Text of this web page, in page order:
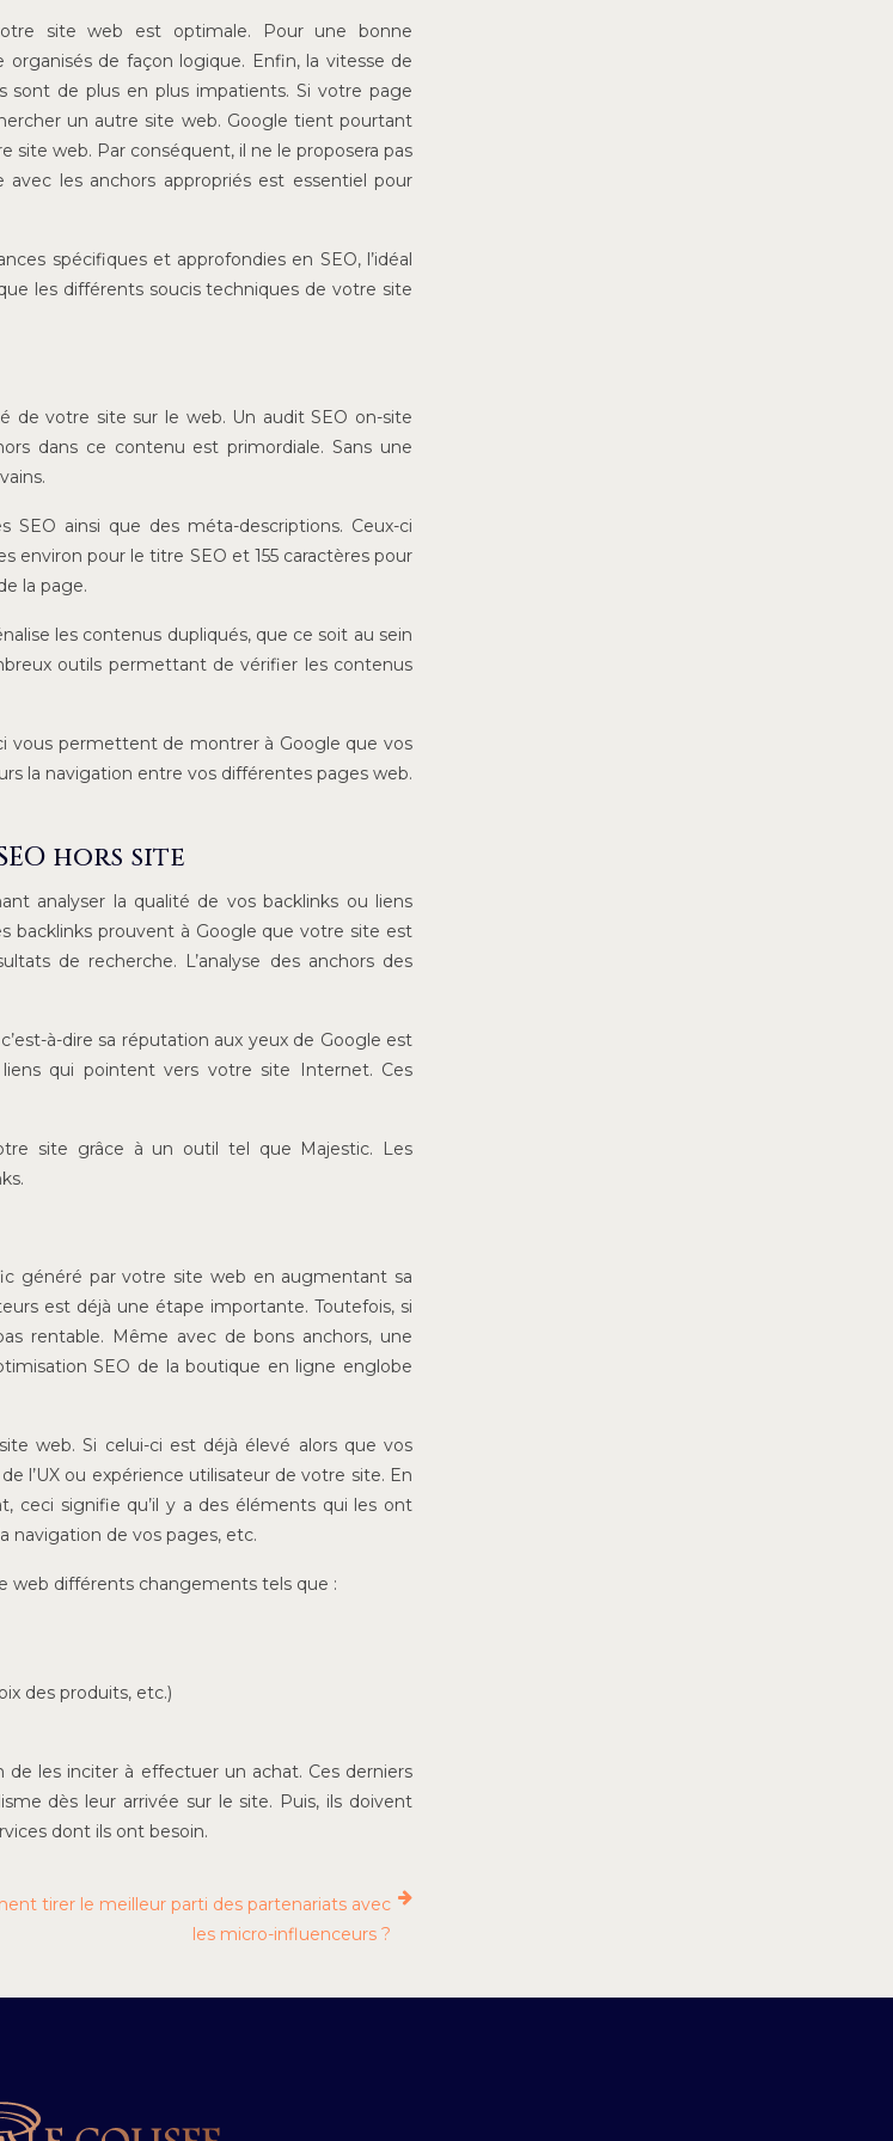
site web est optimale. Pour une bonne
de façon logique. Enfin, la vitesse de
de plus en plus impatients. Si votre page
un autre site web. Google tient pourtant
web. Par conséquent, il ne le proposera pas
les anchors appropriés est essentiel pour
spécifiques et approfondies en SEO, l’idéal
les différents soucis techniques de votre site
de votre site sur le web. Un audit SEO on-site
dans ce contenu est primordiale. Sans une
ainsi que des méta-descriptions. Ceux-ci
environ pour le titre SEO et 155 caractères pour
la page.
les contenus dupliqués, que ce soit au sein
outils permettant de vérifier les contenus
vous permettent de montrer à Google que vos
la navigation entre vos différentes pages web.
hors site
analyser la qualité de vos backlinks ou liens
backlinks prouvent à Google que votre site est
de recherche. L’analyse des anchors des
à-dire sa réputation aux yeux de Google est
qui pointent vers votre site Internet. Ces
site grâce à un outil tel que Majestic. Les
généré par votre site web en augmentant sa
est déjà une étape importante. Toutefois, si
rentable. Même avec de bons anchors, une
SEO de la boutique en ligne englobe
web. Si celui-ci est déjà élevé alors que vos
l’UX ou expérience utilisateur de votre site. En
ceci signifie qu’il y a des éléments qui les ont
navigation de vos pages, etc.
web différents changements tels que :
des produits, etc.)
les inciter à effectuer un achat. Ces derniers
dès leur arrivée sur le site. Puis, ils doivent
dont ils ont besoin.
tirer le meilleur parti des partenariats avec
les micro-influenceurs ?